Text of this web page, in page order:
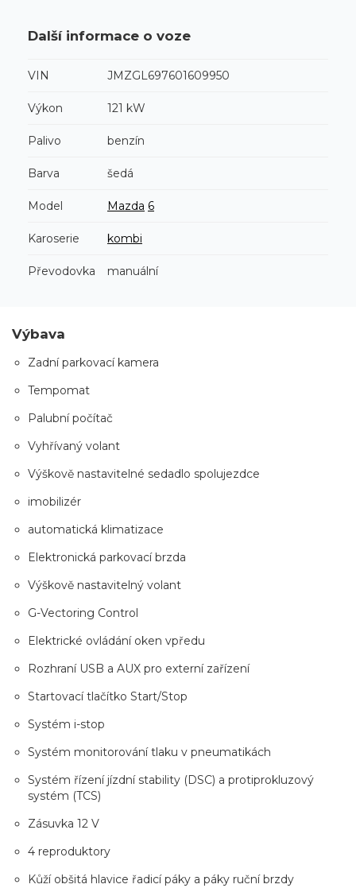
Další informace o voze
VIN JMZGL697601609950
Výkon 121 kW
Palivo benzín
Barva šedá
Model Mazda 6
Karoserie kombi
Převodovka manuální
Výbava
Zadní parkovací kamera
Tempomat
Palubní počítač
Vyhřívaný volant
Výškově nastavitelné sedadlo spolujezdce
imobilizér
automatická klimatizace
Elektronická parkovací brzda
Výškově nastavitelný volant
G-Vectoring Control
Elektrické ovládání oken vpředu
Rozhraní USB a AUX pro externí zařízení
Startovací tlačítko Start/Stop
Systém i-stop
Systém monitorování tlaku v pneumatikách
Systém řízení jízdní stability (DSC) a protiprokluzový
systém (TCS)
Zásuvka 12 V
4 reproduktory
Kůží obšitá hlavice řadicí páky a páky ruční brzdy